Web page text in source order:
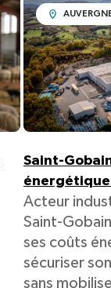
Saint-
Acteur
Saint-
ses coûts
sécuriser
sans